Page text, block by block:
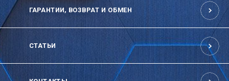
ГАРАНТИИ, ВОЗВРАТ И ОБМЕН
СТАТЬИ